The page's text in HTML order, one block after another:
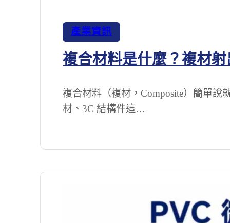
產業資訊
複合材料是什麼？複材
複合材料（複材，Composite）簡單
材、3C 結構件這…